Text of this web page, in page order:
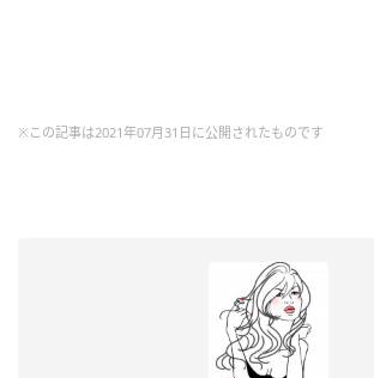
※この記事は2021年07月31日に公開されたものです